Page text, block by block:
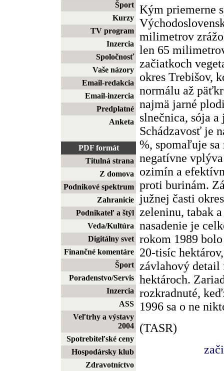
Šport
Kurzy
TV program
Inzercia
Spoločnosť
Vaše názory
Email-redakcia
Email-inzercia
Predplatné
Anketa
PDF formát
Titulná strana
Z domova
Podnikové spektrum
Zahranicie
Podnikateľ a štýl
Veda/Kultúra
Digitálny svet
Finančné komentáre
Šport
Poradenstvo/Servis
Inzercia
ASS
Veľtrhy a výstavy
2004
Spotrebiteľské ceny
Hospodársky klub
Zdravotníctvo
Kým priemerne
milimetrov
len 65
začiatkoch
okres Trebišov,
normálu až
najmä jarné
slnečnica, sója
Schádzavosť je
%, spomaľuje
negatívne
ozimín a
proti burinám.
južnej časti
zeleninu, tabak
nasadenie je
rokom 1989
20-tisíc
závlahový detail
hektároch.
rozkradnuté,
1996 sa o ne
(TASR)